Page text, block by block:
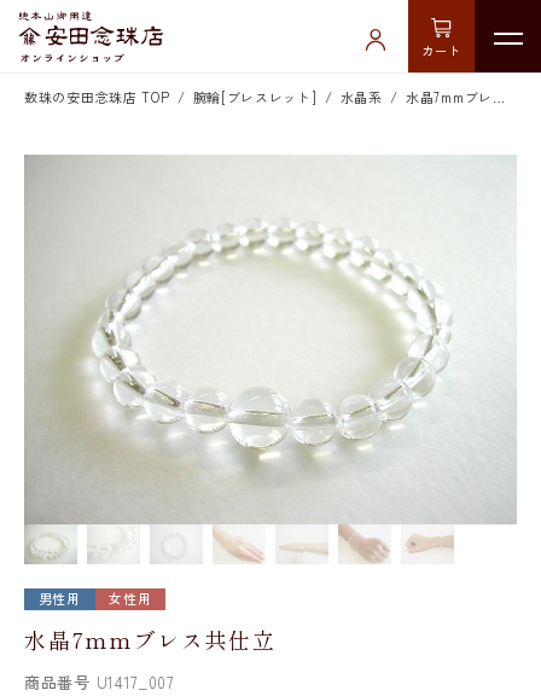
カート
数珠の安田念珠店 TOP 腕輪[ブレスレット] 水晶系 水晶7mmブレス共仕立
男性用 女性用
水晶7mmブレス共仕立
商品番号 U1417_007